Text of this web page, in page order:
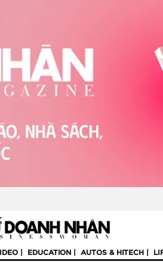
EDUCATION AUTOS & HITECH